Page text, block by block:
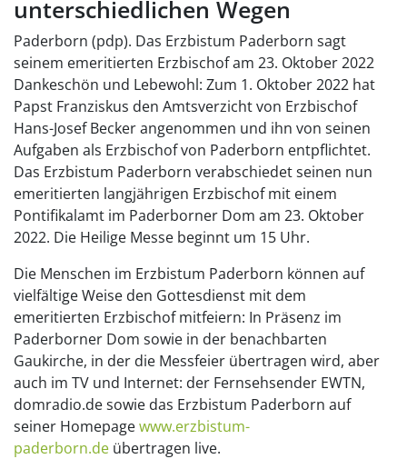
unterschiedlichen Wegen
Paderborn (pdp). Das Erzbistum Paderborn sagt
seinem emeritierten Erzbischof am 23. Oktober 2022
Dankeschön und Lebewohl: Zum 1. Oktober 2022 hat
Papst Franziskus den Amtsverzicht von Erzbischof
Hans-Josef Becker angenommen und ihn von seinen
Aufgaben als Erzbischof von Paderborn entpflichtet.
Das Erzbistum Paderborn verabschiedet seinen nun
emeritierten langjährigen Erzbischof mit einem
Pontifikalamt im Paderborner Dom am 23. Oktober
2022. Die Heilige Messe beginnt um 15 Uhr.
Die Menschen im Erzbistum Paderborn können auf
vielfältige Weise den Gottesdienst mit dem
emeritierten Erzbischof mitfeiern: In Präsenz im
Paderborner Dom sowie in der benachbarten
Gaukirche, in der die Messfeier übertragen wird, aber
auch im TV und Internet: der Fernsehsender EWTN,
domradio.de sowie das Erzbistum Paderborn auf
seiner Homepagewww.erzbistum-
paderborn.de übertragen live.